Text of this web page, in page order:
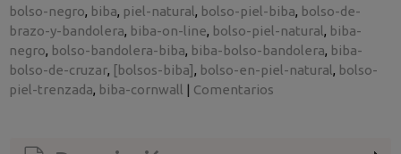
bolso-negro biba piel-natural bolso-piel-biba bolso-de-
brazo-y-bandolera biba-on-line bolso-piel-natural
biba-
negro bolso-bandolera-biba biba-bolso-bandolera biba-
bolso-de-cruzar [bolsos-biba] bolso-en-piel-natural
bolso-
piel-trenzada biba-cornwall | Comentarios